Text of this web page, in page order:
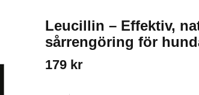
Leucillin – Effektiv,
sårrengöring för
179 kr